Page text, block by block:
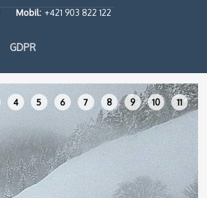
Mobil: +421 903 822 122
GDPR
4 5 6 7 8 9 10 11